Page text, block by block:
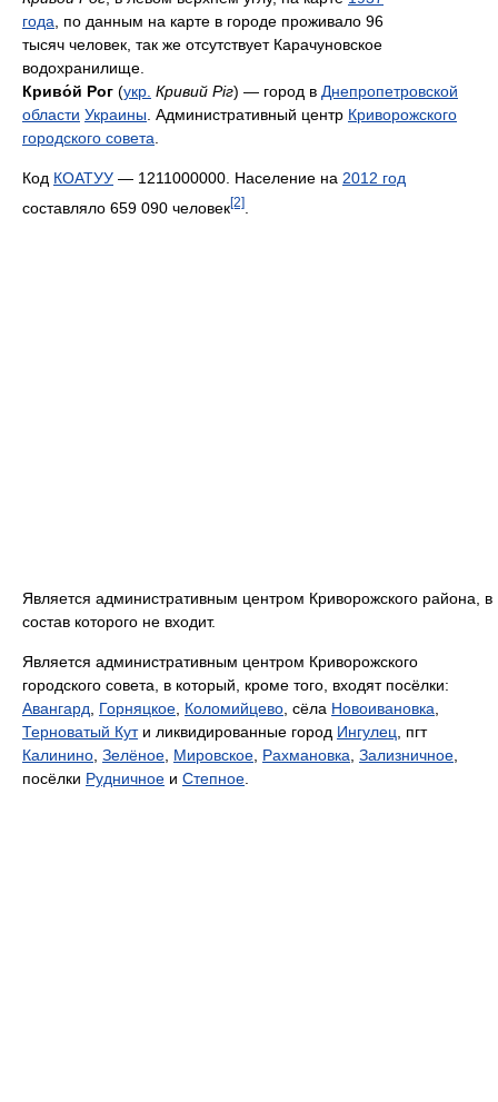
года , по данным на карте в городе проживало 96
тысяч человек, так же отсутствует Карачуновское
водохранилище.
Криво́й Рог (укр. Кривий Ріг) — город в Днепропетровской
области Украины . Административный центр Криворожского
городского совета
Код КОАТУУ — 1211000000. Население на 2012 год
составляло 659 090 человек[2]
Является административным центром Криворожского района, в
состав которого не входит.
Является административным центром Криворожского
городского совета, в который, кроме того, входят посёлки:
Авангард
Горняцкое Коломийцево , сёла Новоивановка
Терноватый Кути ликвидированные город Ингулец , пгт
Калинино Зелёное Мировское Рахмановка Зализничное
посёлки Рудничное и Степное